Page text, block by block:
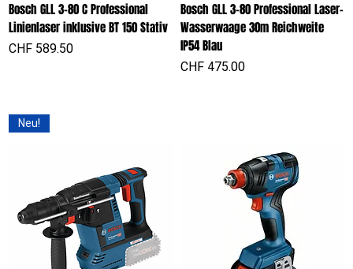
Bosch GLL 3-80 C Professional
Linienlaser inklusive BT 150 Stativ
Preis
CHF 589.50
Bosch GLL 3-80 Professional Laser-
Wasserwaage 30m Reichweite
IP54 Blau
Preis
CHF 475.00
Neu!